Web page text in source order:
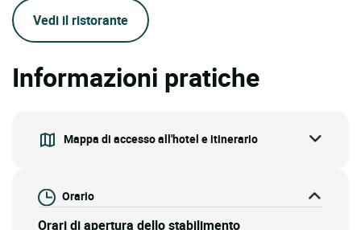
Vedi il ristorante
Informazioni pratiche
Mappa di accesso all'hotel e itinerario
Orario
Orari di apertura dello stabilimento